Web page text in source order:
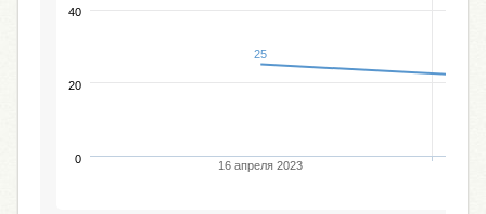
25
16 апреля 2023
0
20
40